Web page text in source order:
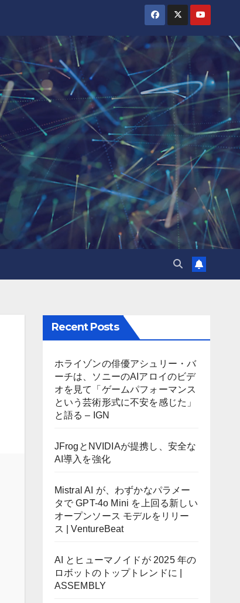
Recent Posts
ホライゾンの俳優アシュリー・バ
ーチは、ソニーのAIアロイのビデ
オを見て「ゲームパフォーマンス
という芸術形式に不安を感じた」
と語る – IGN
JFrogとNVIDIAが提携し、安全な
AI導入を強化
Mistral AI が、わずかなパラメー
タで GPT-4o Mini を上回る新しい
オープンソース モデルをリリー
ス | VentureBeat
AI とヒューマノイドが 2025 年の
ロボットのトップトレンドに |
ASSEMBLY